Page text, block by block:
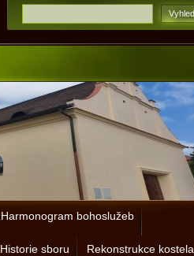
Harmonogram bohoslužeb
Historie sboru Rekonstrukce kostela